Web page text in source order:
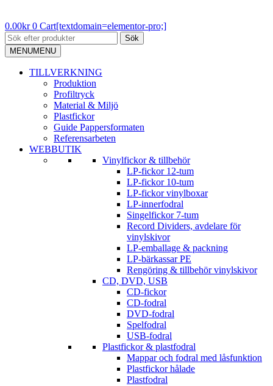
0.00kr 0 Cart[textdomain=elementor-pro;]
Sök
MENUMENU
TILLVERKNING
Produktion
Profiltryck
Material & Miljö
Plastfickor
Guide Pappersformaten
Referensarbeten
WEBBUTIK
Vinylfickor & tillbehör
LP-fickor 12-tum
LP-fickor 10-tum
LP-fickor vinylboxar
LP-innerfodral
Singelfickor 7-tum
Record Dividers, avdelare för
vinylskivor
LP-emballage & packning
LP-bärkassar PE
Rengöring & tillbehör vinylskivor
CD, DVD, USB
CD-fickor
CD-fodral
DVD-fodral
Spelfodral
USB-fodral
Plastfickor & plastfodral
Mappar och fodral med låsfunktion
Plastfickor hålade
Plastfodral